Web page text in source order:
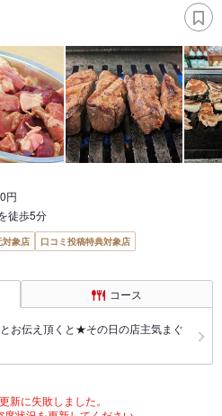
円
徒歩5分
対象店
口コミ投稿特典対象店
コース
お伝え頂くと★その日の店主気まぐ
新に失敗しました。